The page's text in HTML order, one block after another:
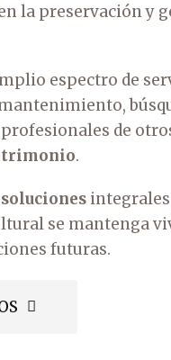
la preservación y
espectro de
de
.
soluciones integrales
se mantenga
futuras.